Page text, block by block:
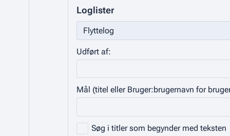
Loglister
Udført af:
Mål (titel eller Bruger:brugernavn for
Søg i titler som begynder med teksten